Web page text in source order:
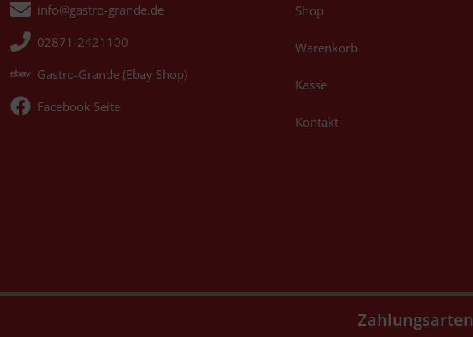
info@gastro-grande.de
02871-2421100
Gastro-Grande (Ebay Shop)
Facebook Seite
Shop
Warenkorb
Kasse
Kontakt
Zahlungsarten